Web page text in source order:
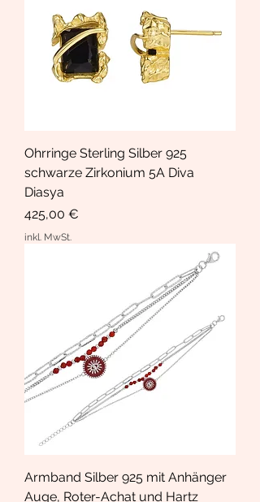
Ohrringe Sterling Silber 925
schwarze Zirkonium 5A Diva
Diasya
Preis
425,00 €
inkl. MwSt.
Armband Silber 925 mit Anhänger
Auge, Roter-Achat und Hartz